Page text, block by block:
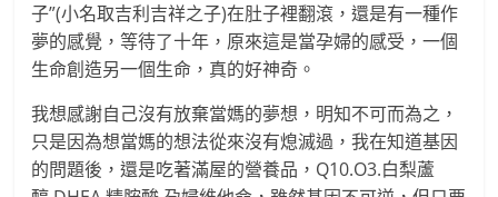
子”(小名取吉利吉祥之子)在肚子裡翻滾，還是有一種作
夢的感覺，等待了十年，原來這是當孕婦的感受，一個
生命創造另一個生命，真的好神奇。
我想感謝自己沒有放棄當媽的夢想，明知不可而為之，
只是因為想當媽的想法從來沒有熄滅過，我在知道基因
的問題後，還是吃著滿屋的營養品，Q10.O3.白梨蘆